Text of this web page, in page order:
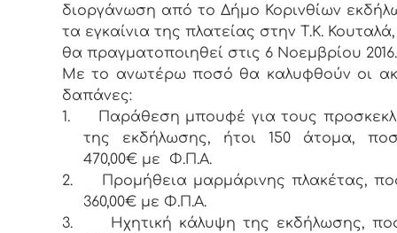
διοργάνωση από το Δήμο Κορινθίων
τα εγκαίνια της πλατείας στην Τ.Κ.
θα πραγματοποιηθεί στις 6 Νοεμβρίου 2016.
Με το ανωτέρω ποσό θα καλυφθούν οι
δαπάνες:
1.
Παράθεση μπουφέ για τους
της εκδήλωσης, ήτοι 150 άτομα,
470,00€ με Φ.Π.Α.
2.
Προμήθεια μαρμάρινης πλακέτας,
360,00€ με Φ.Π.Α.
3.
Ηχητική κάλυψη της εκδήλωσης,